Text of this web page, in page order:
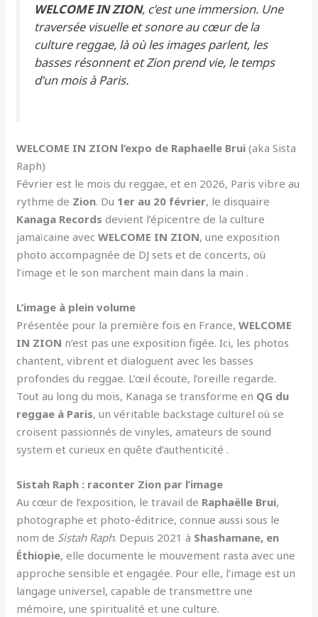
WELCOME IN ZION, c’est une immersion. Une
traversée visuelle et sonore au cœur de la
culture reggae, là où les images parlent, les
basses résonnent et Zion prend vie, le temps
d’un mois à Paris.
WELCOME IN ZION l’expo de Raphaelle Brui (aka Sista
Raph)
Février est le mois du reggae, et en 2026, Paris vibre au
rythme de Zion. Du 1er au 20 février, le disquaire
Kanaga Records devient l’épicentre de la culture
jamaïcaine avecWELCOME IN ZION, une exposition
photo accompagnée de DJ sets et de concerts, où
l’image et le son marchent main dans la main .
L’image à plein volume
Présentée pour la première fois en France,WELCOME
IN ZION n’est pas une exposition figée. Ici, les photos
chantent, vibrent et dialoguent avec les basses
profondes du reggae. L’œil écoute, l’oreille regarde.
Tout au long du mois, Kanaga se transforme en QG du
reggae à Paris, un véritable backstage culturel où se
croisent passionnés de vinyles, amateurs de sound
system et curieux en quête d’authenticité .
Sistah Raph : raconter Zion par l’image
Au cœur de l’exposition, le travail de Raphaëlle Brui,
photographe et photo-éditrice, connue aussi sous le
nom de Sistah Raph. Depuis 2021 à Shashamane, en
Éthiopie, elle documente le mouvement rasta avec une
approche sensible et engagée. Pour elle, l’image est un
langage universel, capable de transmettre une
mémoire, une spiritualité et une culture.